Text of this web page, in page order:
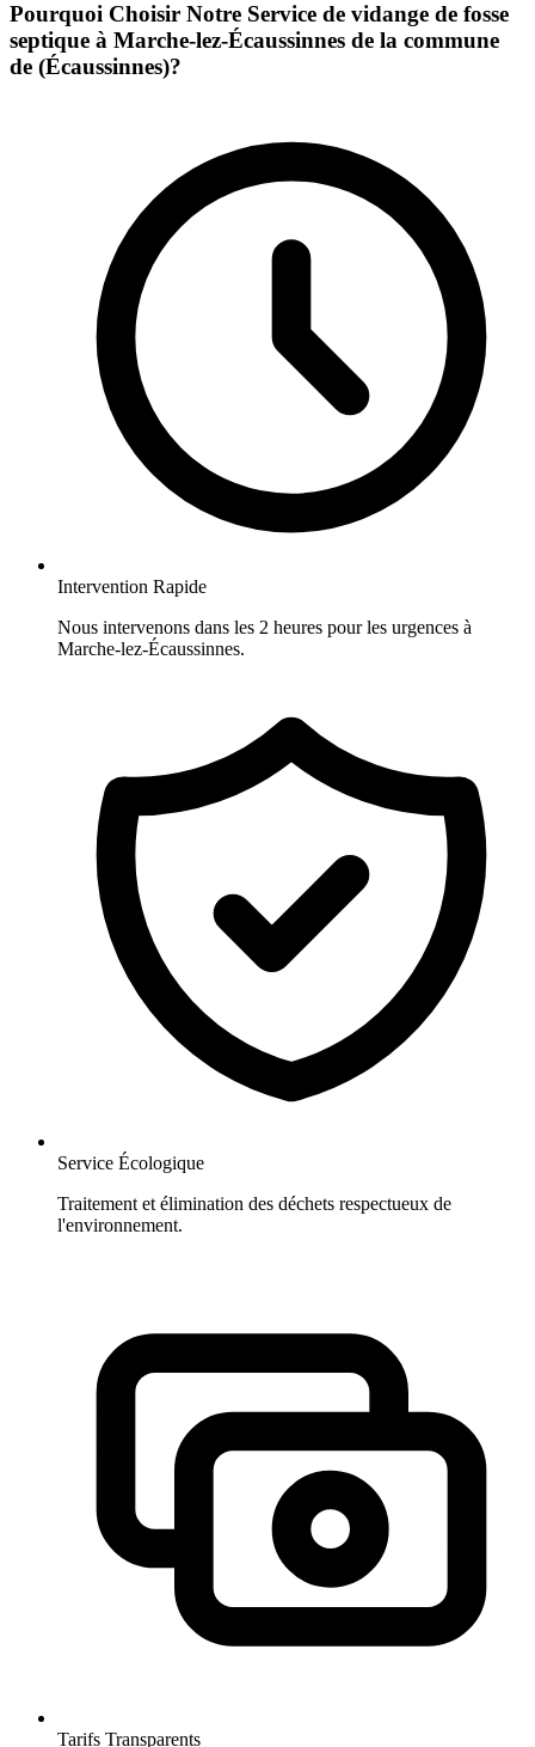
Pourquoi Choisir Notre Service de vidange de fosse
septique à Marche-lez-Écaussinnes de la commune
de (Écaussinnes)?
Intervention Rapide
Nous intervenons dans les 2 heures pour les urgences à
Marche-lez-Écaussinnes.
Service Écologique
Traitement et élimination des déchets respectueux de
l'environnement.
Tarifs Transparents